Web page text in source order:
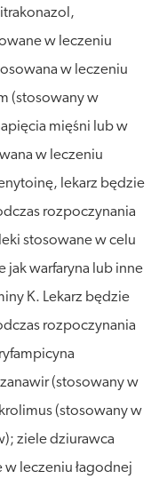
w leczeniu
w leczeniu
(stosowany w
mięśni lub w
w leczeniu
lekarz będzie
rozpoczynania
stosowane w celu
jak warfaryna lub inne
K. Lekarz będzie
rozpoczynania
(stosowany w
(stosowany w
ziele dziurawca
leczeniu łagodnej